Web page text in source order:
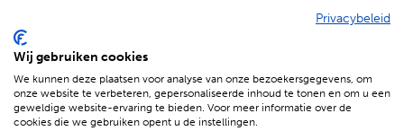
De voordelen van BBQenzo.nl
Privacybeleid
Wij gebruiken cookies
We kunnen deze plaatsen voor analyse van onze bezoekersgegevens, om
onze website te verbeteren, gepersonaliseerde inhoud te tonen en om u een
geweldige website-ervaring te bieden. Voor meer informatie over de
cookies die we gebruiken opent u de instellingen.